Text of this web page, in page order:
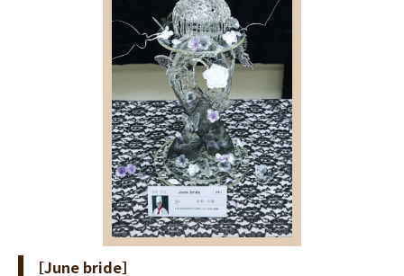
［June bride］